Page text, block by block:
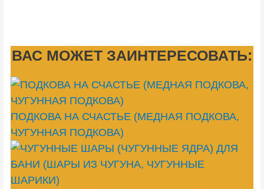
ВАС МОЖЕТ ЗАИНТЕРЕСОВАТЬ:
ПОДКОВА НА СЧАСТЬЕ (МЕДНАЯ ПОДКОВА,
ЧУГУННАЯ ПОДКОВА)